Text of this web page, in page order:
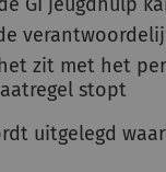
zit met het
stopt
uitgelegd